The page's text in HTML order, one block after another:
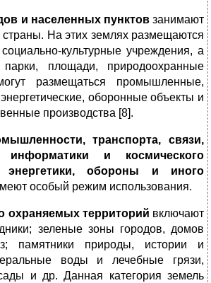
и населенных пунктовзанимают
страны. На этих землях размещаются
культурные учреждения, а
площади, природоохранные
размещаться промышленные,
оборонные объекты и
производства [8].
транспорта, связи,
информатики и космического
энергетики, обороны и иного
особый режим использования.
охраняемых территорий включают
зеленые зоны городов, домов
памятники природы, истории и
воды и лечебные грязи,
и др. Данная категория земель